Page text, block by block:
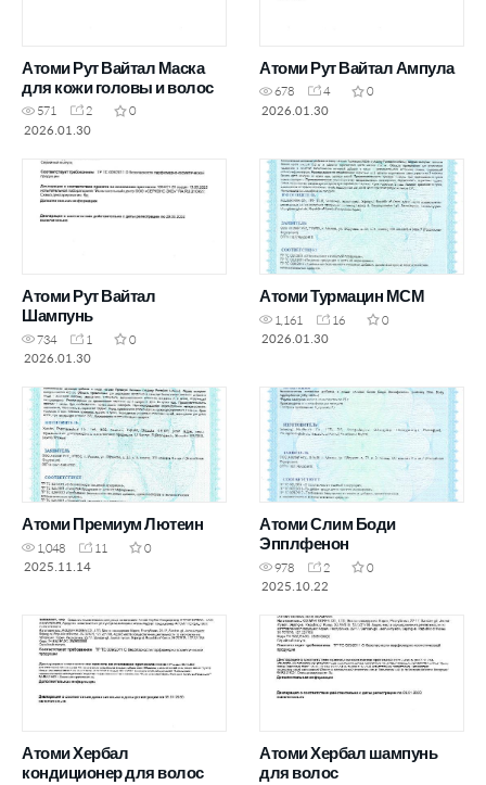
Атоми Рут Вайтал Маска
для кожи головы и волос
571 2
0
2026.01.30
Атоми Рут Вайтал Ампула
678 4
0
2026.01.30
Атоми Рут Вайтал
Шампунь
734 1
0
2026.01.30
Атоми Турмацин МСМ
1,161 16
0
2026.01.30
Атоми Премиум Лютеин
1,048 11
0
2025.11.14
Атоми Слим Боди
Эпплфенон
978 2
0
2025.10.22
Атоми Хербал
кондиционер для волос
Атоми Хербал шампунь
для волос